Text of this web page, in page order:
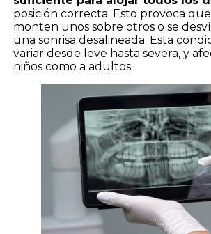
posición correcta. Esto provoca
monten unos sobre otros o se
una sonrisa desalineada. Esta
variar desde leve hasta severa, y
niños como a adultos.